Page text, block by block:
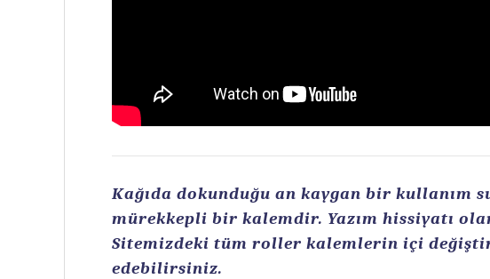
Kağıda dokunduğu an kaygan bir
mürekkepli bir kalemdir. Yazım hissiyatı
Sitemizdeki tüm roller kalemlerin içi
edebilirsiniz.